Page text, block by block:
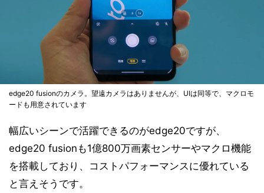
edge20 fusionのカメラ。望遠カメラはありませんが、UIは同等で、マクロモ
ードも用意されています
幅広いシーンで活躍できるのがedge20ですが、
edge20 fusionも1億800万画素センサーやマクロ機能
を搭載しており、コストパフォーマンスに優れている
と言えそうです。